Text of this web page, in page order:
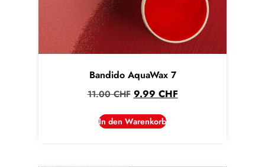
Bandido AquaWax 7
11.00CHF 9.99 CHF
In den Warenkorb